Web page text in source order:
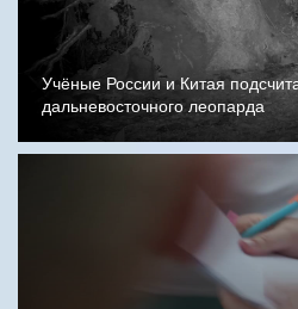
Учёные России и Китая
дальневосточного леопарда